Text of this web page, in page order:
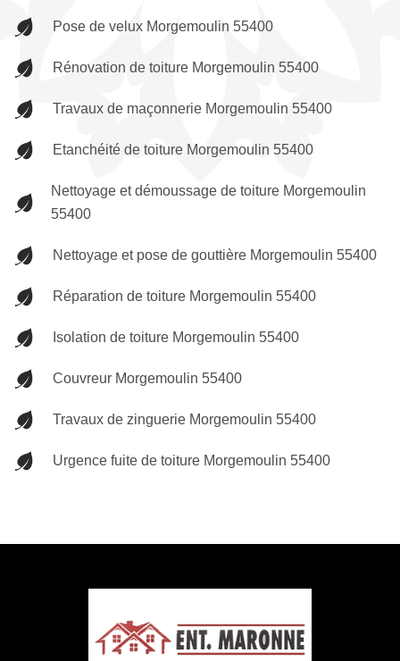
Pose de velux Morgemoulin 55400
Rénovation de toiture Morgemoulin 55400
Travaux de maçonnerie Morgemoulin 55400
Etanchéité de toiture Morgemoulin 55400
Nettoyage et démoussage de toiture Morgemoulin
55400
Nettoyage et pose de gouttière Morgemoulin 55400
Réparation de toiture Morgemoulin 55400
Isolation de toiture Morgemoulin 55400
Couvreur Morgemoulin 55400
Travaux de zinguerie Morgemoulin 55400
Urgence fuite de toiture Morgemoulin 55400